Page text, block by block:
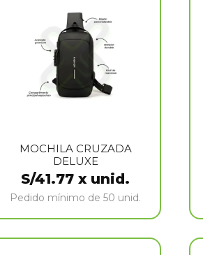
MOCHILA CRUZADA
DELUXE
S/41.77 x unid.
Pedido mínimo de 50 unid.